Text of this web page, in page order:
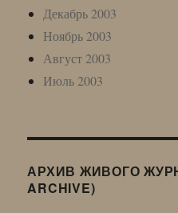
Декабрь 2003
Ноябрь 2003
Август 2003
Июль 2003
АРХИВ ЖИВОГО
ARCHIVE)